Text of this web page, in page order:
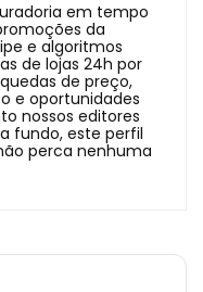
em tempo
da
e algoritmos
de lojas 24h por
de preço,
e oportunidades
nossos editores
fundo, este perfil
perca nenhuma